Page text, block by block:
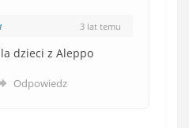
3 lat temu
dzieci z Aleppo
Odpowiedz